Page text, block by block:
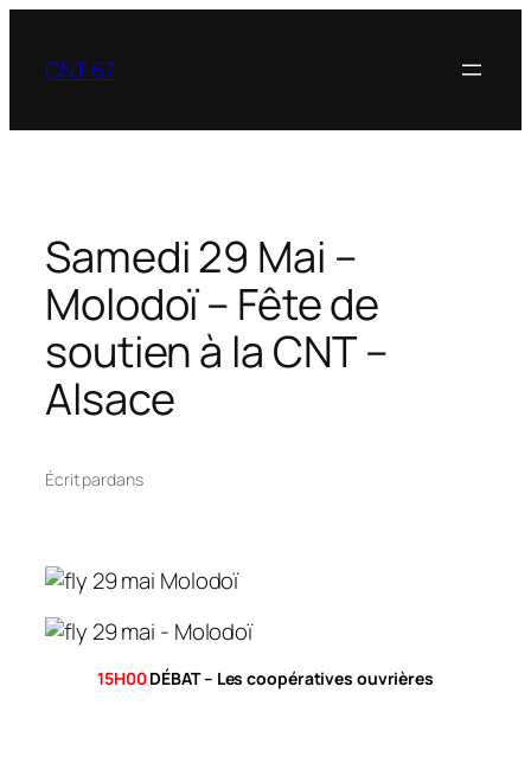
contenu
CNT 67
Samedi 29 Mai –
Molodoï – Fête de
soutien à la CNT –
Alsace
Écrit pardans
15H00DÉBAT – Les coopératives ouvrières